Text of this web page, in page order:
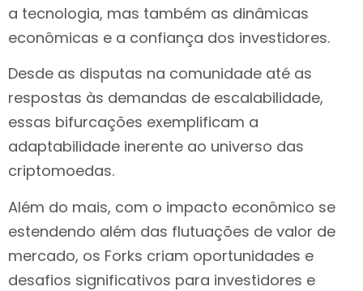
a tecnologia, mas também as dinâmicas
econômicas e a confiança dos investidores.
Desde as disputas na comunidade até as
respostas às demandas de escalabilidade,
essas bifurcações exemplificam a
adaptabilidade inerente ao universo das
criptomoedas.
Além do mais, com o impacto econômico se
estendendo além das flutuações de valor de
mercado, os Forks criam oportunidades e
desafios significativos para investidores e